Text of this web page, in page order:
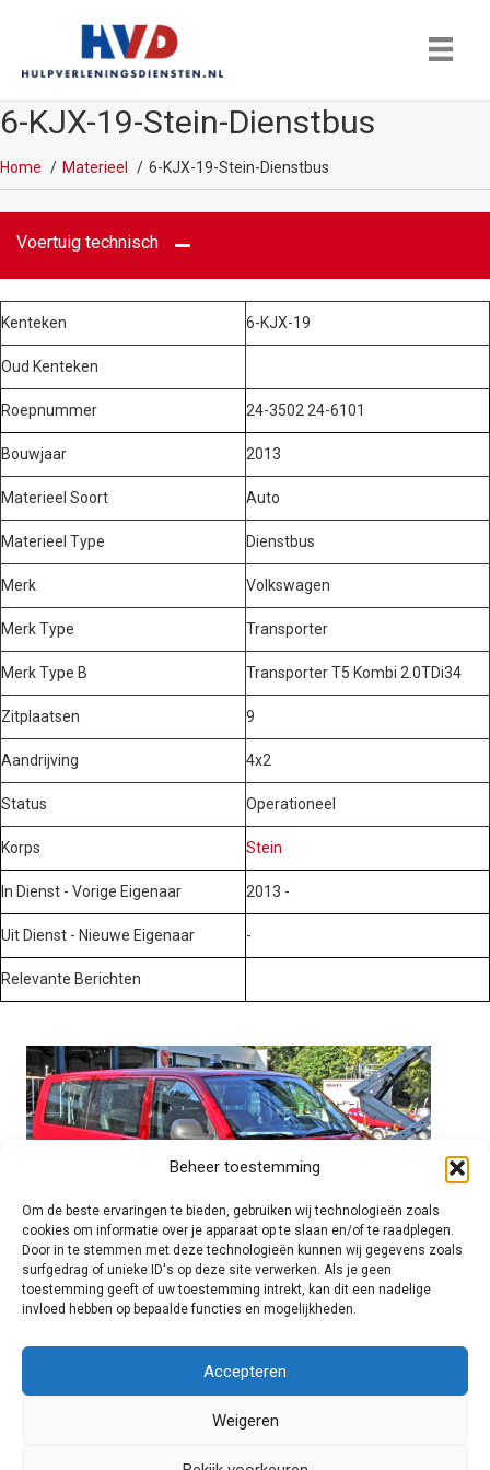
Beheer toestemming
Om de beste ervaringen te bieden, gebruiken wij technologieën zoals
cookies om informatie over je apparaat op te slaan en/of te raadplegen.
Door in te stemmen met deze technologieën kunnen wij gegevens zoals
surfgedrag of unieke ID's op deze site verwerken. Als je geen
toestemming geeft of uw toestemming intrekt, kan dit een nadelige
invloed hebben op bepaalde functies en mogelijkheden.
Accepteren
Weigeren
6-KJX-19-Stein-Dienstbus
Home Materieel 6-KJX-19-Stein-Dienstbus
Voertuig technisch
Kenteken 6-KJX-19
Oud Kenteken
Roepnummer 24-3502 24-6101
Bouwjaar 2013
Materieel Soort Auto
Materieel Type Dienstbus
Merk Volkswagen
Merk Type Transporter
Merk Type B Transporter T5 Kombi 2.0TDi34
Zitplaatsen 9
Aandrijving 4x2
Status Operationeel
Korps Stein
In Dienst - Vorige Eigenaar 2013 -
Uit Dienst - Nieuwe Eigenaar -
Relevante Berichten